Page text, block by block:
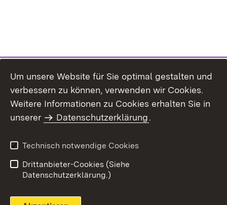
Themenübersicht
Um unsere Website für Sie optimal gestalten und
verbessern zu können, verwenden wir Cookies.
Weitere Informationen zu Cookies erhalten Sie in
unserer
Datenschutzerklärung.
Technisch notwendige Cookies
Drittanbieter-Cookies (Siehe
Datenschutzerklärung.)